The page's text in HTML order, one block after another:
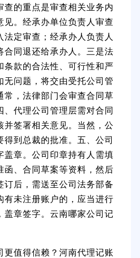
查的重点是审查相关业务内
见。经承办单位负责人审查
法定审查；经承办人负责人
合同退还给承办人。三是法
条款的合法性、可行性和严
无问题，将交由受托公司管
常，法律部门会审查合同草
、代理公司管理层需对合同
并签署相关意见。当然，公
得到总裁的批准。五、公司
盖章。公司印章持有人需填
函、合同草案等资料，然后
订后，需送至公司法务部备
有未注册账户的，应当进行
盖章签字。云南哪家公司记
更值得信赖？河南代理记账